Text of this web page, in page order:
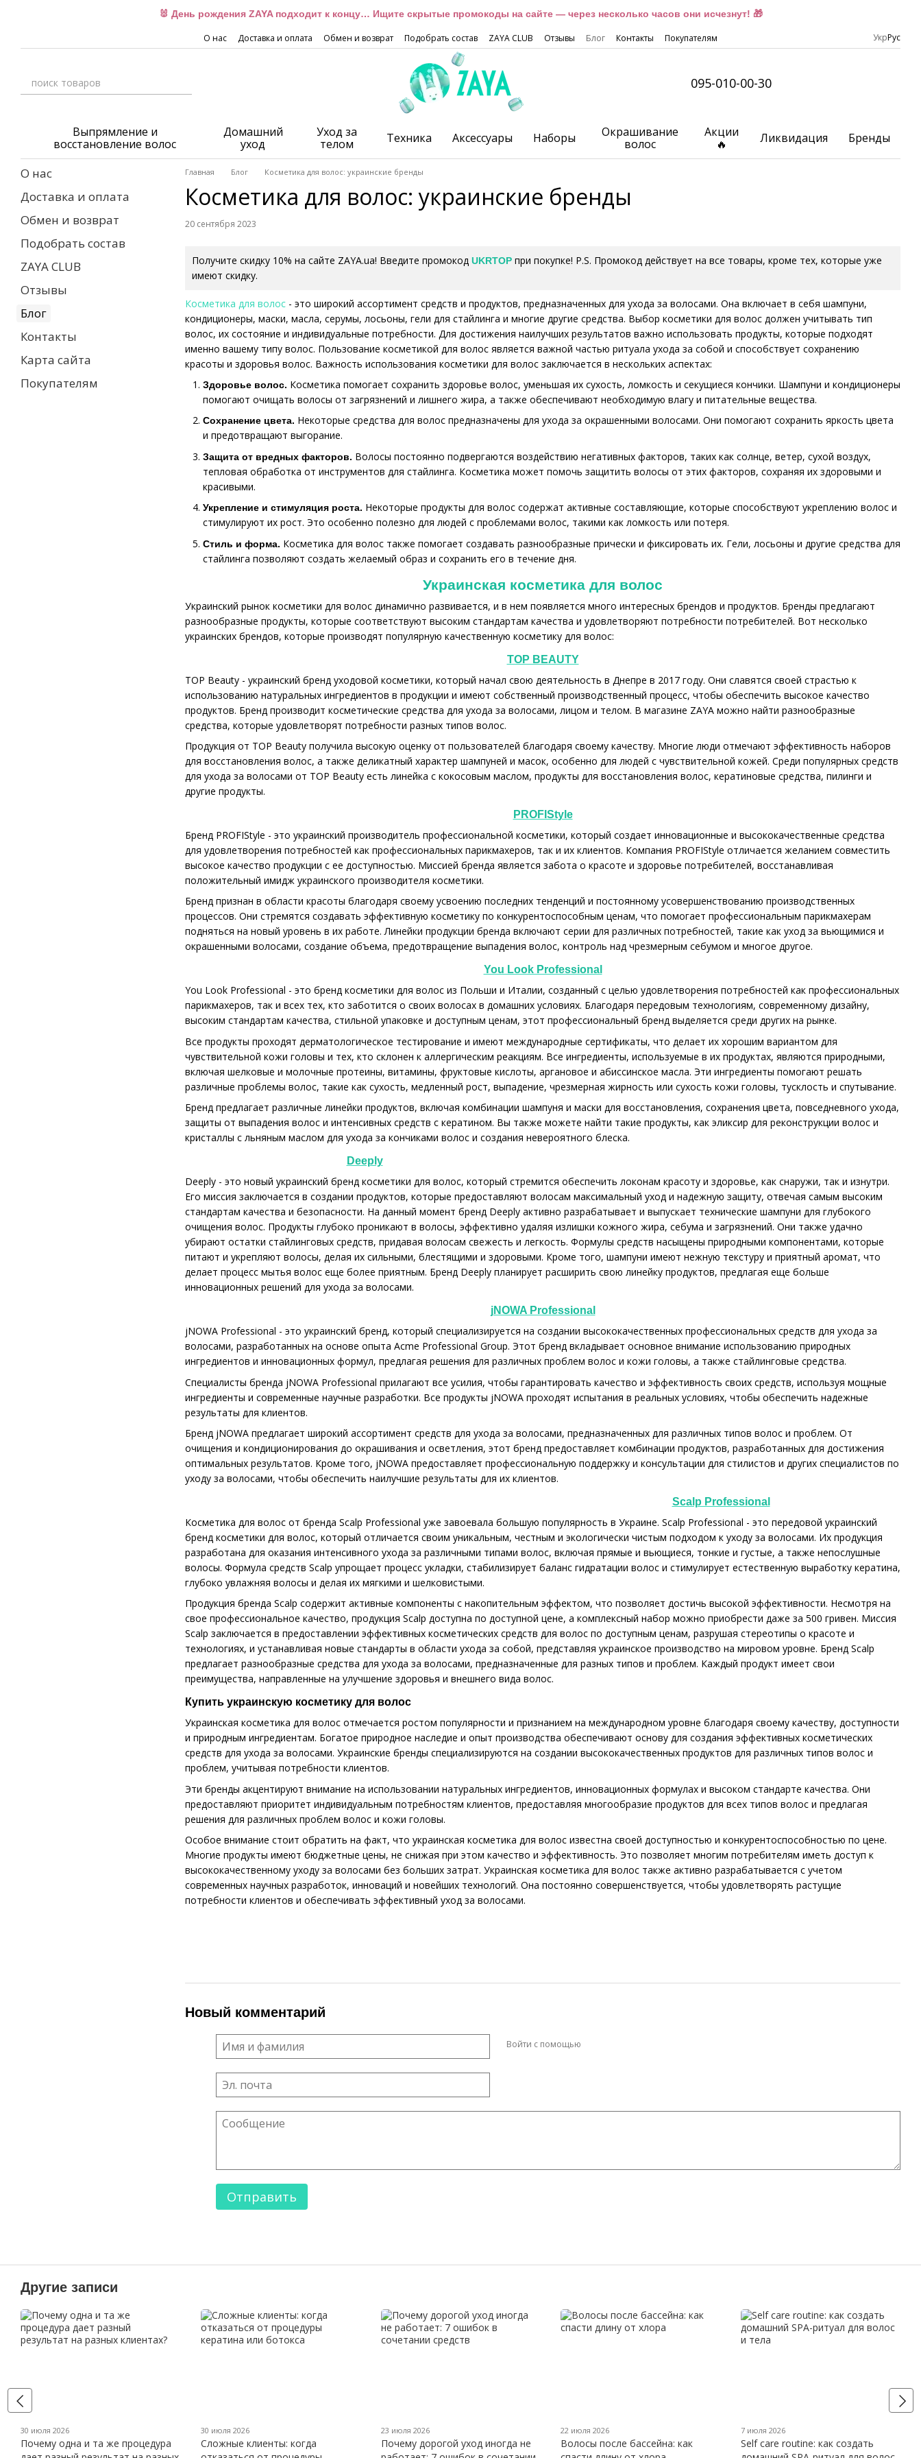
🐰 День рождения ZAYA подходит к концу… Ищите скрытые промокоды на сайте — через несколько часов они исчезнут! 🎁
О нас Доставка и оплата Обмен и возврат Подобрать состав ZAYA CLUB Отзывы Блог Контакты Покупателям УкрРус
095-010-00-30
Выпрямление и
восстановление волос
Домашний
уход
Уход за
телом
Техника Аксессуары Наборы
Окрашивание
волос
Акции
🔥
Ликвидация Бренды
Главная Блог Косметика для волос: украинские бренды
Косметика для волос: украинские бренды
20 сентября 2023
Получите скидку 10% на сайте ZAYA.ua! Введите промокод UKRTOP при покупке! P.S. Промокод действует на все товары, кроме тех, которые уже
имеют скидку.
Косметика для волос - это широкий ассортимент средств и продуктов, предназначенных для ухода за волосами. Она включает в себя шампуни,
кондиционеры, маски, масла, серумы, лосьоны, гели для стайлинга и многие другие средства. Выбор косметики для волос должен учитывать тип
волос, их состояние и индивидуальные потребности. Для достижения наилучших результатов важно использовать продукты, которые подходят
именно вашему типу волос. Пользование косметикой для волос является важной частью ритуала ухода за собой и способствует сохранению
красоты и здоровья волос. Важность использования косметики для волос заключается в нескольких аспектах:
Здоровье волос. Косметика помогает сохранить здоровье волос, уменьшая их сухость, ломкость и секущиеся кончики. Шампуни и кондиционеры
помогают очищать волосы от загрязнений и лишнего жира, а также обеспечивают необходимую влагу и питательные вещества.
Сохранение цвета. Некоторые средства для волос предназначены для ухода за окрашенными волосами. Они помогают сохранить яркость цвета
и предотвращают выгорание.
Защита от вредных факторов. Волосы постоянно подвергаются воздействию негативных факторов, таких как солнце, ветер, сухой воздух,
тепловая обработка от инструментов для стайлинга. Косметика может помочь защитить волосы от этих факторов, сохраняя их здоровыми и
красивыми.
Укрепление и стимуляция роста. Некоторые продукты для волос содержат активные составляющие, которые способствуют укреплению волос и
стимулируют их рост. Это особенно полезно для людей с проблемами волос, такими как ломкость или потеря.
Стиль и форма. Косметика для волос также помогает создавать разнообразные прически и фиксировать их. Гели, лосьоны и другие средства для
стайлинга позволяют создать желаемый образ и сохранить его в течение дня.
Украинская косметика для волос
Украинский рынок косметики для волос динамично развивается, и в нем появляется много интересных брендов и продуктов. Бренды предлагают
разнообразные продукты, которые соответствуют высоким стандартам качества и удовлетворяют потребности потребителей. Вот несколько
украинских брендов, которые производят популярную качественную косметику для волос:
TOP BEAUTY
TOP Beauty - украинский бренд уходовой косметики, который начал свою деятельность в Днепре в 2017 году. Они славятся своей страстью к
использованию натуральных ингредиентов в продукции и имеют собственный производственный процесс, чтобы обеспечить высокое качество
продуктов. Бренд производит косметические средства для ухода за волосами, лицом и телом. В магазине ZAYA можно найти разнообразные
средства, которые удовлетворят потребности разных типов волос.
Продукция от TOP Beauty получила высокую оценку от пользователей благодаря своему качеству. Многие люди отмечают эффективность наборов
для восстановления волос, а также деликатный характер шампуней и масок, особенно для людей с чувствительной кожей. Среди популярных средств
для ухода за волосами от TOP Beauty есть линейка с кокосовым маслом, продукты для восстановления волос, кератиновые средства, пилинги и
другие продукты.
PROFIStyle
Бренд PROFIStyle - это украинский производитель профессиональной косметики, который создает инновационные и высококачественные средства
для удовлетворения потребностей как профессиональных парикмахеров, так и их клиентов. Компания PROFIStyle отличается желанием совместить
высокое качество продукции с ее доступностью. Миссией бренда является забота о красоте и здоровье потребителей, восстанавливая
положительный имидж украинского производителя косметики.
Бренд признан в области красоты благодаря своему усвоению последних тенденций и постоянному усовершенствованию производственных
процессов. Они стремятся создавать эффективную косметику по конкурентоспособным ценам, что помогает профессиональным парикмахерам
подняться на новый уровень в их работе. Линейки продукции бренда включают серии для различных потребностей, такие как уход за вьющимися и
окрашенными волосами, создание объема, предотвращение выпадения волос, контроль над чрезмерным себумом и многое другое.
You Look Professional
You Look Professional - это бренд косметики для волос из Польши и Италии, созданный с целью удовлетворения потребностей как профессиональных
парикмахеров, так и всех тех, кто заботится о своих волосах в домашних условиях. Благодаря передовым технологиям, современному дизайну,
высоким стандартам качества, стильной упаковке и доступным ценам, этот профессиональный бренд выделяется среди других на рынке.
Все продукты проходят дерматологическое тестирование и имеют международные сертификаты, что делает их хорошим вариантом для
чувствительной кожи головы и тех, кто склонен к аллергическим реакциям. Все ингредиенты, используемые в их продуктах, являются природными,
включая шелковые и молочные протеины, витамины, фруктовые кислоты, аргановое и абиссинское масла. Эти ингредиенты помогают решать
различные проблемы волос, такие как сухость, медленный рост, выпадение, чрезмерная жирность или сухость кожи головы, тусклость и спутывание.
Бренд предлагает различные линейки продуктов, включая комбинации шампуня и маски для восстановления, сохранения цвета, повседневного ухода,
защиты от выпадения волос и интенсивных средств с кератином. Вы также можете найти такие продукты, как эликсир для реконструкции волос и
кристаллы с льняным маслом для ухода за кончиками волос и создания невероятного блеска.
Deeply
Deeply - это новый украинский бренд косметики для волос, который стремится обеспечить локонам красоту и здоровье, как снаружи, так и изнутри.
Его миссия заключается в создании продуктов, которые предоставляют волосам максимальный уход и надежную защиту, отвечая самым высоким
стандартам качества и безопасности. На данный момент бренд Deeply активно разрабатывает и выпускает технические шампуни для глубокого
очищения волос. Продукты глубоко проникают в волосы, эффективно удаляя излишки кожного жира, себума и загрязнений. Они также удачно
убирают остатки стайлинговых средств, придавая волосам свежесть и легкость. Формулы средств насыщены природными компонентами, которые
питают и укрепляют волосы, делая их сильными, блестящими и здоровыми. Кроме того, шампуни имеют нежную текстуру и приятный аромат, что
делает процесс мытья волос еще более приятным. Бренд Deeply планирует расширить свою линейку продуктов, предлагая еще больше
инновационных решений для ухода за волосами.
jNOWA Professional
jNOWA Professional - это украинский бренд, который специализируется на создании высококачественных профессиональных средств для ухода за
волосами, разработанных на основе опыта Acme Professional Group. Этот бренд вкладывает основное внимание использованию природных
ингредиентов и инновационных формул, предлагая решения для различных проблем волос и кожи головы, а также стайлинговые средства.
Специалисты бренда jNOWA Professional прилагают все усилия, чтобы гарантировать качество и эффективность своих средств, используя мощные
ингредиенты и современные научные разработки. Все продукты jNOWA проходят испытания в реальных условиях, чтобы обеспечить надежные
результаты для клиентов.
Бренд jNOWA предлагает широкий ассортимент средств для ухода за волосами, предназначенных для различных типов волос и проблем. От
очищения и кондиционирования до окрашивания и осветления, этот бренд предоставляет комбинации продуктов, разработанных для достижения
оптимальных результатов. Кроме того, jNOWA предоставляет профессиональную поддержку и консультации для стилистов и других специалистов по
уходу за волосами, чтобы обеспечить наилучшие результаты для их клиентов.
Scalp Professional
Косметика для волос от бренда Scalp Professional уже завоевала большую популярность в Украине. Scalp Professional - это передовой украинский
бренд косметики для волос, который отличается своим уникальным, честным и экологически чистым подходом к уходу за волосами. Их продукция
разработана для оказания интенсивного ухода за различными типами волос, включая прямые и вьющиеся, тонкие и густые, а также непослушные
волосы. Формула средств Scalp упрощает процесс укладки, стабилизирует баланс гидратации волос и стимулирует естественную выработку кератина,
глубоко увлажняя волосы и делая их мягкими и шелковистыми.
Продукция бренда Scalp содержит активные компоненты с накопительным эффектом, что позволяет достичь высокой эффективности. Несмотря на
свое профессиональное качество, продукция Scalp доступна по доступной цене, а комплексный набор можно приобрести даже за 500 гривен. Миссия
Scalp заключается в предоставлении эффективных косметических средств для волос по доступным ценам, разрушая стереотипы о красоте и
технологиях, и устанавливая новые стандарты в области ухода за собой, представляя украинское производство на мировом уровне. Бренд Scalp
предлагает разнообразные средства для ухода за волосами, предназначенные для разных типов и проблем. Каждый продукт имеет свои
преимущества, направленные на улучшение здоровья и внешнего вида волос.
Купить украинскую косметику для волос
Украинская косметика для волос отмечается ростом популярности и признанием на международном уровне благодаря своему качеству, доступности
и природным ингредиентам. Богатое природное наследие и опыт производства обеспечивают основу для создания эффективных косметических
средств для ухода за волосами. Украинские бренды специализируются на создании высококачественных продуктов для различных типов волос и
проблем, учитывая потребности клиентов.
Эти бренды акцентируют внимание на использовании натуральных ингредиентов, инновационных формулах и высоком стандарте качества. Они
предоставляют приоритет индивидуальным потребностям клиентов, предоставляя многообразие продуктов для всех типов волос и предлагая
решения для различных проблем волос и кожи головы.
Особое внимание стоит обратить на факт, что украинская косметика для волос известна своей доступностью и конкурентоспособностью по цене.
Многие продукты имеют бюджетные цены, не снижая при этом качество и эффективность. Это позволяет многим потребителям иметь доступ к
высококачественному уходу за волосами без больших затрат. Украинская косметика для волос также активно разрабатывается с учетом
современных научных разработок, инноваций и новейших технологий. Она постоянно совершенствуется, чтобы удовлетворять растущие
потребности клиентов и обеспечивать эффективный уход за волосами.
Новый комментарий
Войти с помощью
Отправить
О нас
Доставка и оплата
Обмен и возврат
Подобрать состав
ZAYA CLUB
Отзывы
Блог
Контакты
Карта сайта
Покупателям
Другие записи
30 июля 2026
Почему одна и та же процедура
30 июля 2026
Сложные клиенты: когда
23 июля 2026
Почему дорогой уход иногда не
22 июля 2026
Волосы после бассейна: как
7 июля 2026
Self care routine: как создать